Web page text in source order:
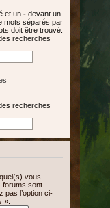
et un - devant un
mots séparés par
doit être trouvé.
recherches
recherches
vous
forums sont
pas l’option ci-
».